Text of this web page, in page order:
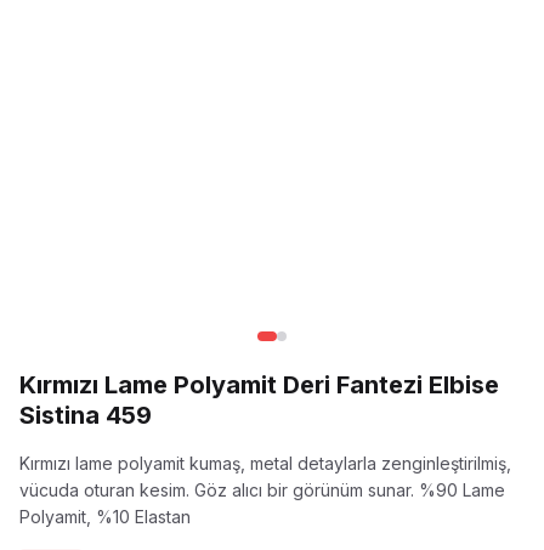
Kırmızı Lame Polyamit Deri Fantezi Elbise
Sistina 459
Kırmızı lame polyamit kumaş, metal detaylarla zenginleştirilmiş,
vücuda oturan kesim. Göz alıcı bir görünüm sunar. %90 Lame
Polyamit, %10 Elastan